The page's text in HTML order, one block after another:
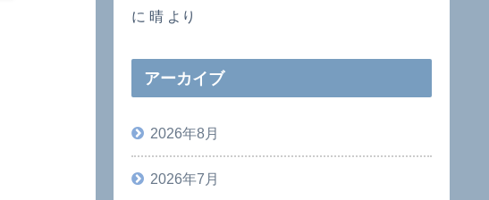
に 晴 より
アーカイブ
2026年8月
2026年7月